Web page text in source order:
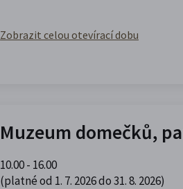
Zobrazit celou otevírací dobu
Muzeum domečků,
10.00 - 16.00
(platné od 1. 7. 2026 do 31. 8. 2026)